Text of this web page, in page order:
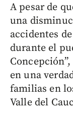
A pesar de
una
accidentes
durante el
en una
familias en
Valle del